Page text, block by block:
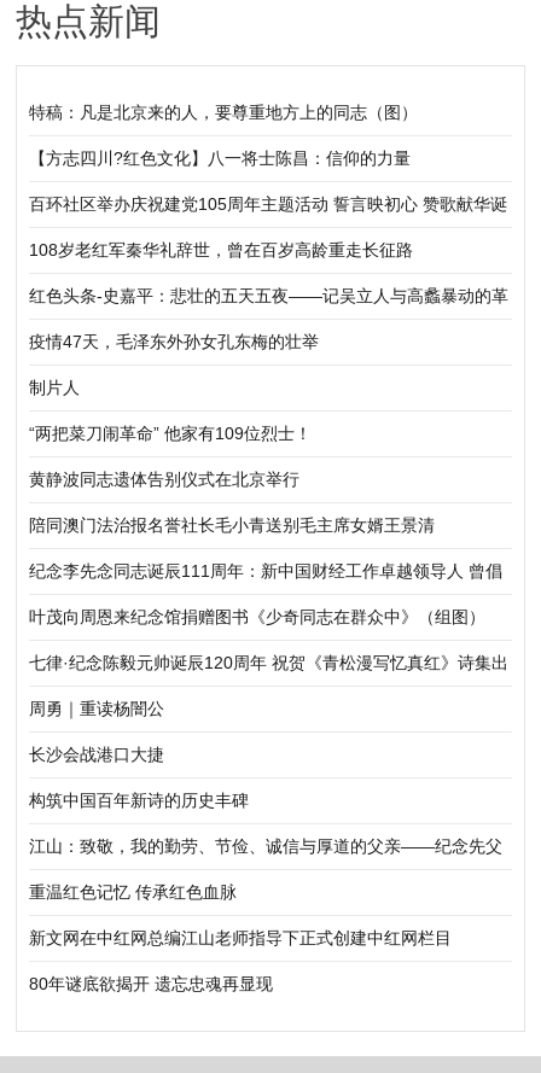
热点新闻
特稿：凡是北京来的人，要尊重地方上的同志（图）
【方志四川?红色文化】八一将士陈昌：信仰的力量
百环社区举办庆祝建党105周年主题活动 誓言映初心 赞歌献华诞
108岁老红军秦华礼辞世，曾在百岁高龄重走长征路
红色头条-史嘉平：悲壮的五天五夜——记吴立人与高蠡暴动的革
命洗礼
疫情47天，毛泽东外孙女孔东梅的壮举
制片人
“两把菜刀闹革命” 他家有109位烈士！
黄静波同志遗体告别仪式在北京举行
陪同澳门法治报名誉社长毛小青送别毛主席女婿王景清
纪念李先念同志诞辰111周年：新中国财经工作卓越领导人 曾倡
导扩大企业自主权
叶茂向周恩来纪念馆捐赠图书《少奇同志在群众中》（组图）
七律·纪念陈毅元帅诞辰120周年 祝贺《青松漫写忆真红》诗集出
版
周勇｜重读杨闇公
长沙会战港口大捷
构筑中国百年新诗的历史丰碑
江山：致敬，我的勤劳、节俭、诚信与厚道的父亲——纪念先父
江汉生诞辰一百周年
重温红色记忆 传承红色血脉
新文网在中红网总编江山老师指导下正式创建中红网栏目
80年谜底欲揭开 遗忘忠魂再显现